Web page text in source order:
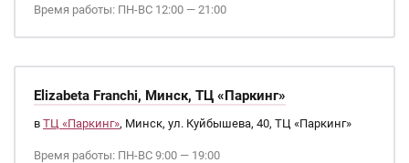
Время работы: ПН-ВС 12:00 — 21:00
Elizabeta Franchi, Минск, ТЦ «Паркинг»
в ТЦ «Паркинг», Минск, ул. Куйбышева, 40, ТЦ «Паркинг»
Время работы: ПН-ВС 9:00 — 19:00